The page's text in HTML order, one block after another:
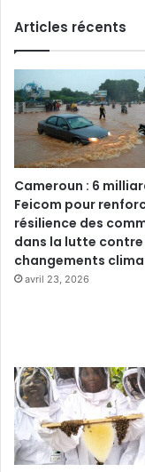
Articles récents
Cameroun : 6
Feicom pour
résilience des
dans la lutte contre
changements
avril 23, 2026